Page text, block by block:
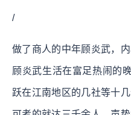
/
做了商人的中年顾炎武，
顾炎武生活在富足热闹的
跃在江南地区的几社等十